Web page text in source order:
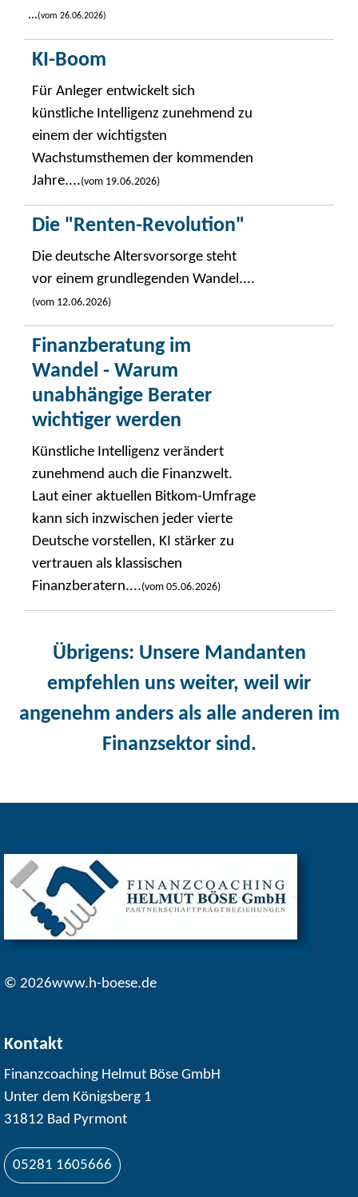
...(vom 26.06.2026)
KI-Boom
Für Anleger entwickelt sich
künstliche Intelligenz zunehmend zu
einem der wichtigsten
Wachstumsthemen der kommenden
Jahre....(vom 19.06.2026)
Die "Renten-Revolution"
Die deutsche Altersvorsorge steht
vor einem grundlegenden Wandel....
(vom 12.06.2026)
Finanzberatung im
Wandel - Warum
unabhängige Berater
wichtiger werden
Künstliche Intelligenz verändert
zunehmend auch die Finanzwelt.
Laut einer aktuellen Bitkom-Umfrage
kann sich inzwischen jeder vierte
Deutsche vorstellen, KI stärker zu
vertrauen als klassischen
Finanzberatern....(vom 05.06.2026)
Übrigens: Unsere Mandanten
empfehlen uns weiter, weil wir
angenehm anders als alle anderen im
Finanzsektor sind.
© 2026www.h-boese.de
Kontakt
Finanzcoaching Helmut Böse GmbH
Unter dem Königsberg 1
31812 Bad Pyrmont
05281 1605666